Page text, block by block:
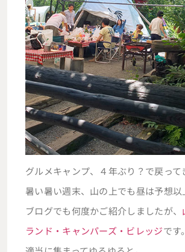
グルメキャンプ、４年ぶり？で戻って
暑い暑い週末、山の上でも昼は予想以
ブログでも何度かご紹介しましたが、
ランド・キャンパーズ・ビレッジです。